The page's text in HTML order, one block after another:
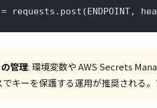
requests.post(ENDPOINT,
管理: 環境変数や AWS Secrets
でキーを保護する運用が推奨される